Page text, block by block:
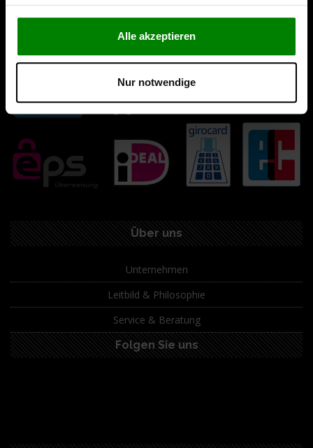
Alle akzeptieren
Nur notwendige
Über uns
Unternehmen
Leitbild & Philosophie
Service & Beratung
Folgen Sie uns